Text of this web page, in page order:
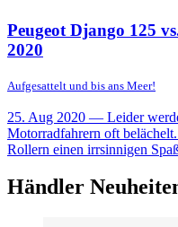
Peugeot Django 125
2020
Aufgesattelt und bis ans Meer!
25. Aug 2020 — Leider
Motorradfahrern oft
Rollern einen irrsinnigen
Händler